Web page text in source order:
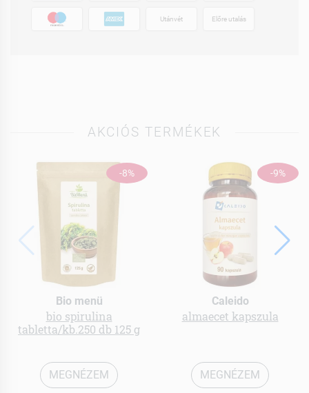
Utánvét Előre utalás
AKCIÓS TERMÉKEK
-8%
Bio menü
bio spirulina
tabletta/kb.250 db 125 g
MEGNÉZEM
-9%
Caleido
almaecet kapszula
MEGNÉZEM